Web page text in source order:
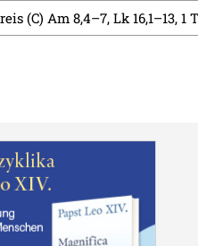
(C) Am 8,4–7, Lk 16,1–13, 1